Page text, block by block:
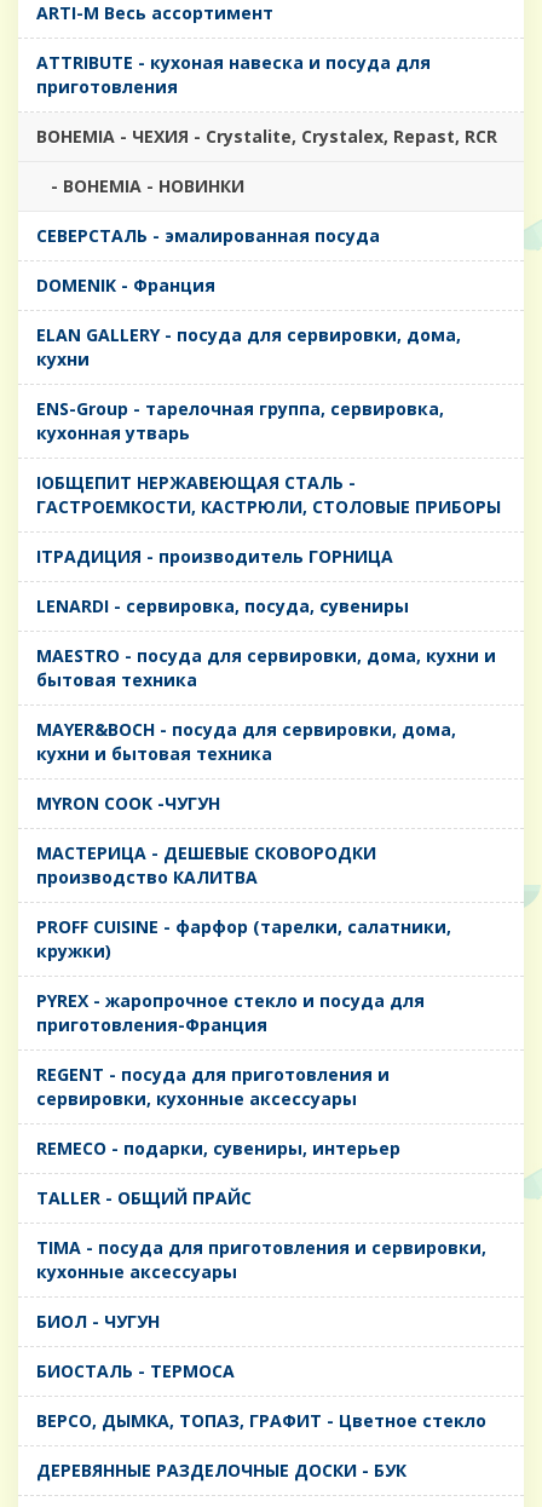
ARTI-M Весь ассортимент
ATTRIBUTE - кухоная навеска и посуда для
приготовления
BOHEMIA - ЧЕХИЯ - Crystalite, Crystalex, Repast, RCR
- BOHEMIA - НОВИНКИ
CЕВЕРСТАЛЬ - эмалированная посуда
DOMENIK - Франция
ELAN GALLERY - посуда для сервировки, дома,
кухни
ENS-Group - тарелочная группа, сервировка,
кухонная утварь
IОБЩЕПИТ НЕРЖАВЕЮЩАЯ СТАЛЬ -
ГАСТРОЕМКОСТИ, КАСТРЮЛИ, СТОЛОВЫЕ ПРИБОРЫ
IТРАДИЦИЯ - производитель ГОРНИЦА
LENARDI - сервировка, посуда, сувениры
MAESTRO - посуда для сервировки, дома, кухни и
бытовая техника
MAYER&BOCH - посуда для сервировки, дома,
кухни и бытовая техника
MYRON COOK -ЧУГУН
MАСТЕРИЦА - ДЕШЕВЫЕ СКОВОРОДКИ
производство КАЛИТВА
PROFF CUISINE - фарфор (тарелки, салатники,
кружки)
PYREX - жаропрочное стекло и посуда для
приготовления-Франция
REGENT - посуда для приготовления и
сервировки, кухонные аксессуары
REMECO - подарки, сувениры, интерьер
TALLER - ОБЩИЙ ПРАЙС
TIMA - посуда для приготовления и сервировки,
кухонные аксессуары
БИОЛ - ЧУГУН
БИОСТАЛЬ - ТЕРМОСА
ВЕРСО, ДЫМКА, ТОПАЗ, ГРАФИТ - Цветное стекло
ДЕРЕВЯННЫЕ РАЗДЕЛОЧНЫЕ ДОСКИ - БУК